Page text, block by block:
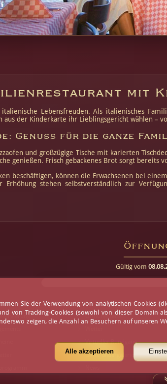
mit
Lebensfreuden. Als italienisches
der Kinderkarte ihr Lieblingsgericht wählen –
Genuss für die ganze
und großzügige Tische mit karierten
genießen. Frisch gebackenes Brot sorgt bereits
beschäftigen, können die Erwachsenen bei
Erhöhung stehen selbstverständlich zur
Gültig vom
Öffnungszeiten
Virtueller Rundgang
Gäste-Bildergalerie
Sie der Verwendung von analytischen
von Tracking-Cookies (sowohl von dieser
zeigen, die Anzahl an Besuchern auf unseren
Alle akzeptieren